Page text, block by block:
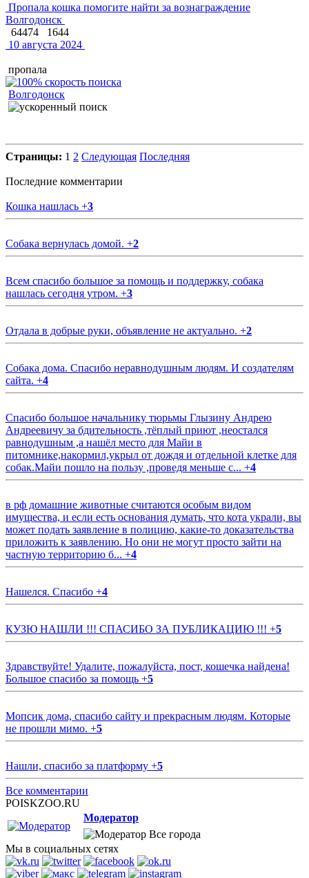
Пропала кошка помогите найти за вознаграждение
Волгодонск
64474
1644
10 августа 2024
пропала
Волгодонск
Страницы: 1 2 Следующая Последняя
Последние комментарии
Кошка нашлась +3
Собака вернулась домой. +2
Всем спасибо большое за помощь и поддержку, собака
нашлась сегодня утром. +3
Отдала в добрые руки, объявление не актуально. +2
Собака дома. Спасибо неравнодушным людям. И создателям
сайта. +4
Спасибо большое начальнику тюрьмы Глызину Андрею
Андреевичу за бдительность ,тёплый приют ,неостался
равнодушным ,а нашёл место для Майи в
питомнике,накормил,укрыл от дождя и отдельной клетке для
собак.Майи пошло на пользу ,проведя меньше с... +4
в рф домашние животные считаются особым видом
имущества, и если есть основания думать, что кота украли, вы
может подать заявление в полицию, какие-то доказательства
приложить к заявлению. Но они не могут просто зайти на
частную территорию б... +4
Нашелся. Спасибо +4
КУЗЮ НАШЛИ !!! СПАСИБО ЗА ПУБЛИКАЦИЮ !!! +5
Здравствуйте! Удалите, пожалуйста, пост, кошечка найдена!
Большое спасибо за помощь +5
Мопсик дома, спасибо сайту и прекрасным людям. Которые
не прошли мимо. +5
Нашли, спасибо за платформу +5
Все комментарии
POISKZOO.RU
Модератор
Все города
Мы в социальных сетях